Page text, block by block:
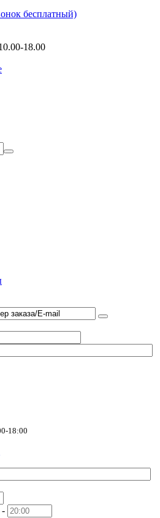
бесплатный)
18.00
18:00
-